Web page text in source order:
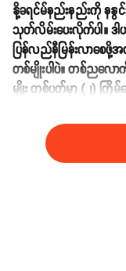
နို့ခရင်မ်နည်းနည်းကို နနွင်
သုတ်လိမ်းပေးလိုက်ပါ။
ပြန်လည်နီမြန်းလာစေ
တစ်မျိုးပါပဲ။ တစ်ညလော
မျိုး တစ်ပတ်မှာ (၂) ကြိ